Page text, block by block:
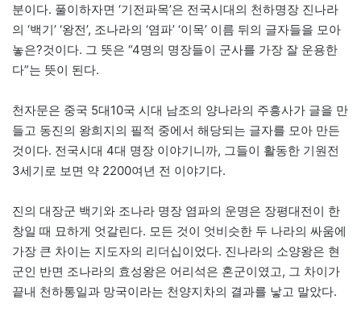
분이다. 풀이하자면 ‘기전파목’은 전국시대의 천하명장 진나라
의 ‘백기’ ‘왕전’, 조나라의 ‘염파’ ‘이목’ 이름 뒤의 글자들을 모아
놓은?것이다. 그 뜻은 “4명의 명장들이 군사를 가장 잘 운용한
다”는 뜻이 된다.
천자문은 중국 5대10국 시대 남조의 양나라의 주흥사가 글을 만
들고 동진의 왕희지의 필적 중에서 해당되는 글자를 모아 만든
것이다. 전국시대 4대 명장 이야기니까, 그들이 활동한 기원전
3세기로 보면 약 2200여년 전 이야기다.
진의 대장군 백기와 조나라 명장 염파의 운명은 장평대전이 한
창일 때 묘하게 엇갈린다. 모든 것이 엇비슷한 두 나라의 싸움에
가장 큰 차이는 지도자의 리더십이었다. 진나라의 소양왕은 현
군인 반면 조나라의 효성왕은 어리석은 혼군이였고, 그 차이가
끝내 천하통일과 망국이라는 천양지차의 결과를 낳고 말았다.